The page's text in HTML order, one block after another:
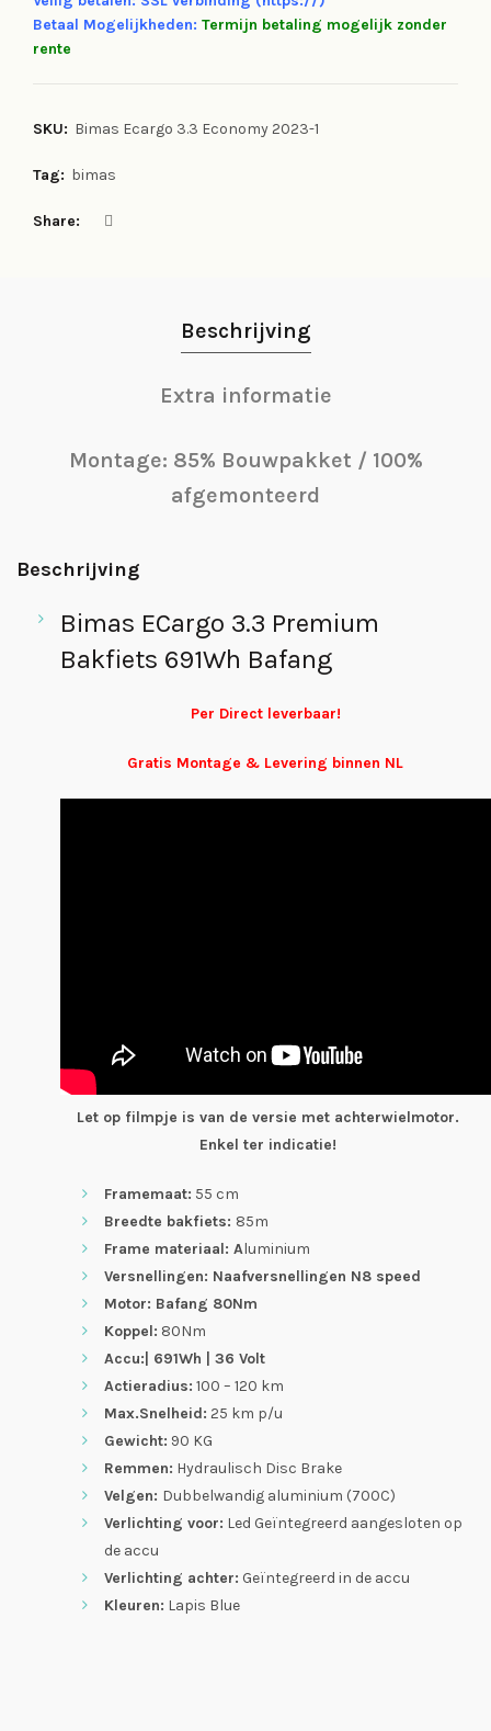
Betaal Mogelijkheden: Termijn betaling mogelijk zonder
rente
SKU: Bimas Ecargo 3.3 Economy 2023-1
Tag: bimas
Share
Beschrijving
Extra informatie
Montage: 85% Bouwpakket / 100%
afgemonteerd
Beschrijving
Bimas ECargo 3.3 Premium
Bakfiets 691Wh Bafang
Per Direct leverbaar!
Gratis Montage & Levering binnen NL
Let op filmpje is van de versie met achterwielmotor.
Enkel ter indicatie!
Framemaat: 55 cm
Breedte bakfiets: 85m
Frame materiaal: Aluminium
Versnellingen: Naafversnellingen N8 speed
Motor: Bafang 80Nm
Koppel: 80Nm
Accu:| 691Wh | 36 Volt
Actieradius: 100 – 120 km
Max.Snelheid: 25 km p/u
Gewicht: 90 KG
Remmen: Hydraulisch Disc Brake
Velgen: Dubbelwandig aluminium (700C)
Verlichting voor: Led Geïntegreerd aangesloten op
de accu
Verlichting achter: Geïntegreerd in de accu
Kleuren: Lapis Blue